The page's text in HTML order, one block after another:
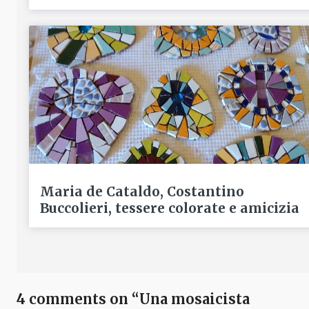
Maria de Cataldo, Costantino
Buccolieri, tessere colorate e amicizia
4 comments on “Una mosaicista